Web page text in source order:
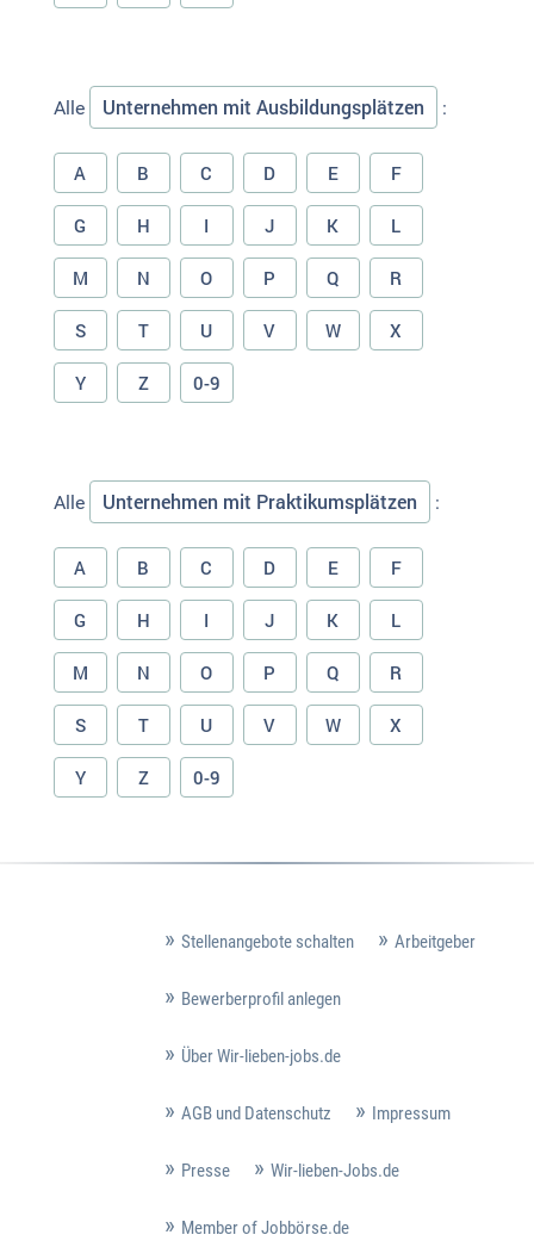
Alle Unternehmen mit Ausbildungsplätzen :
A B C D E F
G H I J K L
M N O P Q R
S T U V W X
Y Z 0-9
Alle Unternehmen mit Praktikumsplätzen :
A B C D E F
G H I J K L
M N O P Q R
S T U V W X
Y Z 0-9
Stellenangebote schalten Arbeitgeber
Bewerberprofil anlegen
Über Wir-lieben-jobs.de
AGB und Datenschutz Impressum
Presse Wir-lieben-Jobs.de
Member of Jobbörse.de